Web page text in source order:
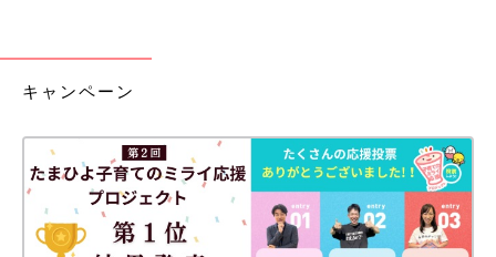
出典：Instagramアカウント「ma2man2」
ma2ma2さんは、シャツとビスチェのセットを購入。なんと590
キャンペーン